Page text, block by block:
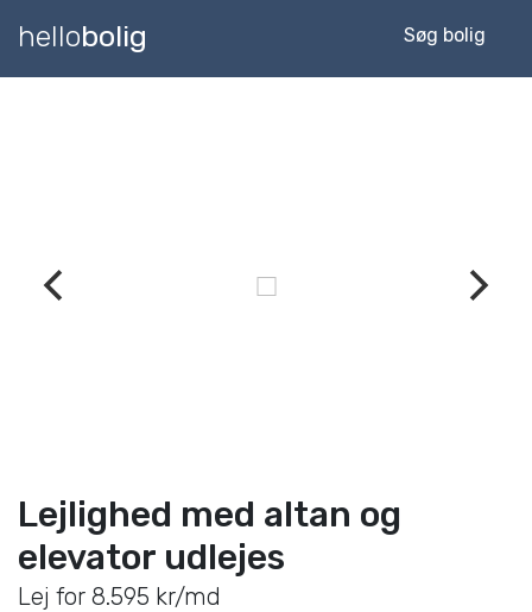
hellobolig Søg bolig
Lejlighed med altan og
elevator udlejes
Lej for 8.595 kr/md